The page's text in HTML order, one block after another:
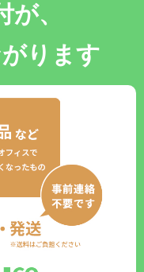
、
ります